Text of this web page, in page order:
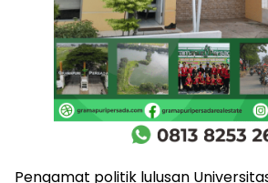
Pengamat politik lulusan